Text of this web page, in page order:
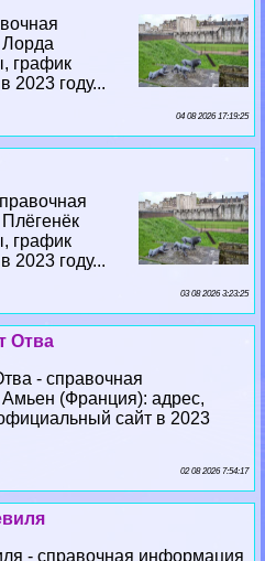
Лорда
график
2023 году...
04 08 2026 17:19:25
график
2023 году...
03 08 2026 3:23:25
Отва
- справочная
(Франция): адрес,
сайт в 2023
02 08 2026 7:54:17
- справочная информация